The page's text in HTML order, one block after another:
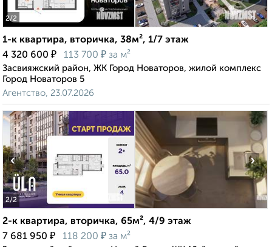
2/2
1-к квартира, вторичка, 38м², 1/7 этаж
4 320 600 ₽ 113 700 ₽ за м²
Засвияжский район, ЖК Город Новаторов, жилой комплекс
Город Новаторов 5
Агентство, 23.07.2026
2/2
‹ ›
2-к квартира, вторичка, 65м², 4/9 этаж
7 681 950 ₽ 118 200 ₽ за м²